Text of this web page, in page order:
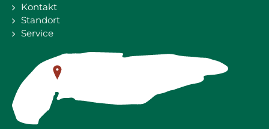
Kontakt
Standort
Service